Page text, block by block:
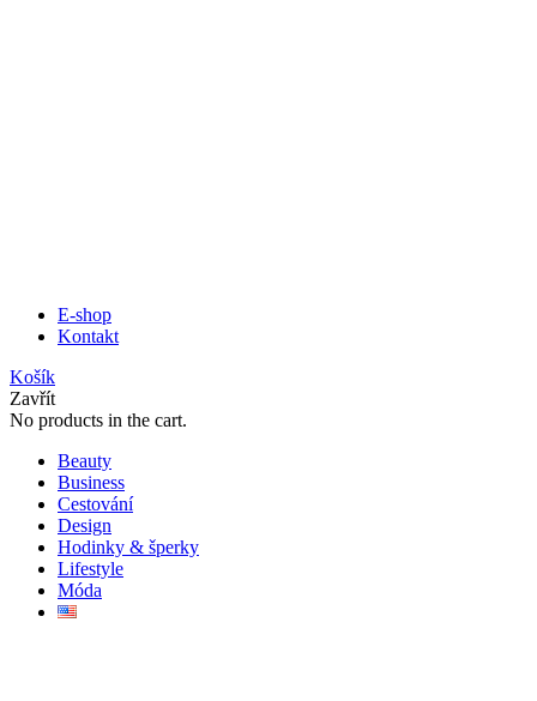
E-shop
Kontakt
Košík
Zavřít
No products in the cart.
Beauty
Business
Cestování
Design
Hodinky & šperky
Lifestyle
Móda